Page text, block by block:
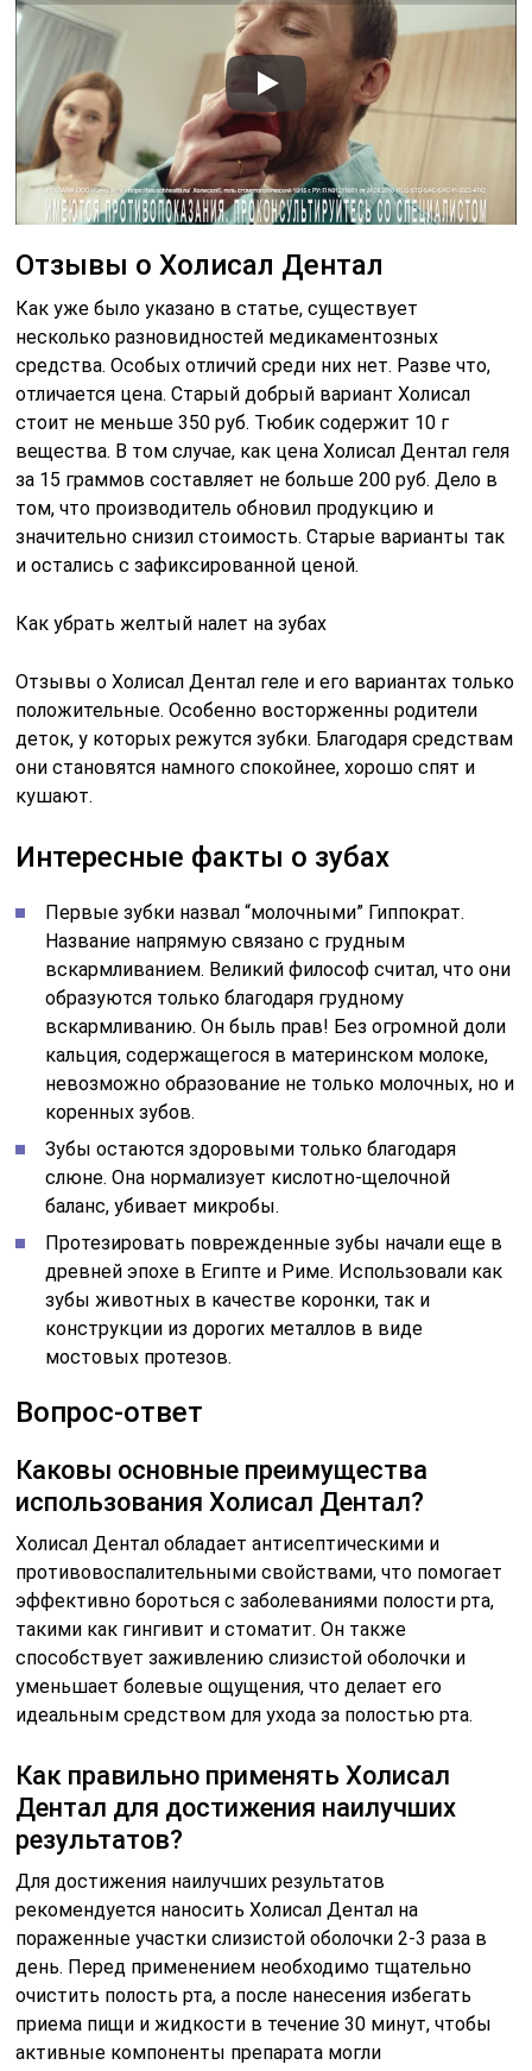
Отзывы о Холисал Дентал
Как уже было указано в статье, существует
несколько разновидностей медикаментозных
средства. Особых отличий среди них нет. Разве что,
отличается цена. Старый добрый вариант Холисал
стоит не меньше 350 руб. Тюбик содержит 10 г
вещества. В том случае, как цена Холисал Дентал геля
за 15 граммов составляет не больше 200 руб. Дело в
том, что производитель обновил продукцию и
значительно снизил стоимость. Старые варианты так
и остались с зафиксированной ценой.
Как убрать желтый налет на зубах
Отзывы о Холисал Дентал геле и его вариантах только
положительные. Особенно восторженны родители
деток, у которых режутся зубки. Благодаря средствам
они становятся намного спокойнее, хорошо спят и
кушают.
Интересные факты о зубах
Первые зубки назвал “молочными” Гиппократ.
Название напрямую связано с грудным
вскармливанием. Великий философ считал, что они
образуются только благодаря грудному
вскармливанию. Он быль прав! Без огромной доли
кальция, содержащегося в материнском молоке,
невозможно образование не только молочных, но и
коренных зубов.
Зубы остаются здоровыми только благодаря
слюне. Она нормализует кислотно-щелочной
баланс, убивает микробы.
Протезировать поврежденные зубы начали еще в
древней эпохе в Египте и Риме. Использовали как
зубы животных в качестве коронки, так и
конструкции из дорогих металлов в виде
мостовых протезов.
Вопрос-ответ
Каковы основные преимущества
использования Холисал Дентал?
Холисал Дентал обладает антисептическими и
противовоспалительными свойствами, что помогает
эффективно бороться с заболеваниями полости рта,
такими как гингивит и стоматит. Он также
способствует заживлению слизистой оболочки и
уменьшает болевые ощущения, что делает его
идеальным средством для ухода за полостью рта.
Как правильно применять Холисал
Дентал для достижения наилучших
результатов?
Для достижения наилучших результатов
рекомендуется наносить Холисал Дентал на
пораженные участки слизистой оболочки 2-3 раза в
день. Перед применением необходимо тщательно
очистить полость рта, а после нанесения избегать
приема пищи и жидкости в течение 30 минут, чтобы
активные компоненты препарата могли